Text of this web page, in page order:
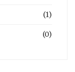
(1)
(0)